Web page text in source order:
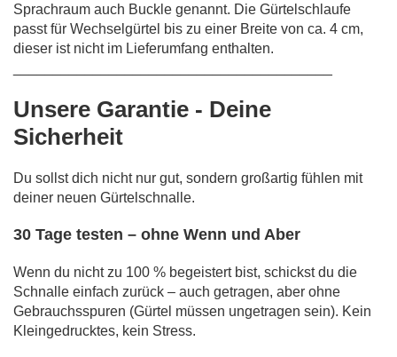
Sprachraum auch Buckle genannt. Die Gürtelschlaufe
passt für Wechselgürtel bis zu einer Breite von ca. 4 cm,
dieser ist nicht im Lieferumfang enthalten.
Unsere Garantie - Deine
Sicherheit
Du sollst dich nicht nur gut, sondern großartig fühlen mit
deiner neuen Gürtelschnalle.
30 Tage testen – ohne Wenn und Aber
Wenn du nicht zu 100 % begeistert bist, schickst du die
Schnalle einfach zurück – auch getragen, aber ohne
Gebrauchsspuren (Gürtel müssen ungetragen sein). Kein
Kleingedrucktes, kein Stress.